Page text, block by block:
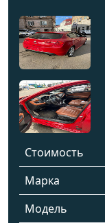
Стоимость
Марка
Модель